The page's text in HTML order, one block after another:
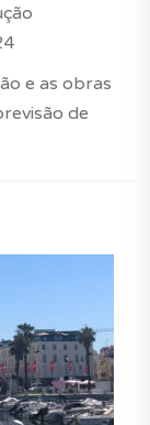
e as obras
de